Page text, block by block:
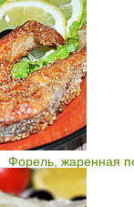
Форель, жаренная